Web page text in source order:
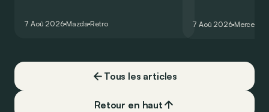
de la plus belle des manières…
7 Aoû 2026 Mazda Retro
moins…
7 Aoû 2026 Mercedes
Tous les articles
Retour en haut